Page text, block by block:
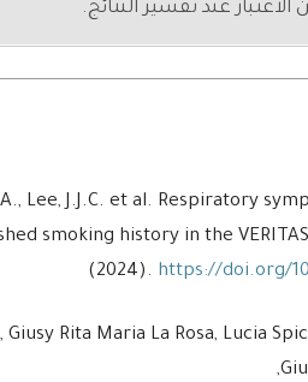
عند تفسير النتائج.
A., Lee, J.J.C. et al. Respiratory
smoking history in the
(2024). https://doi.org/
Giusy Rita Maria La Rosa, Lucia